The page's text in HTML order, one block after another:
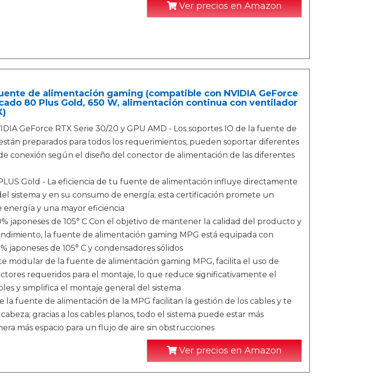
Ver precios en Amazon
de alimentación gaming (compatible con NVIDIA GeForce
80 Plus Gold, 650 W, alimentación continua con ventilador
GeForce RTX Serie 30/20 y GPU AMD - Los soportes IO de la fuente de
preparados para todos los requerimientos, pueden soportar diferentes
conexión según el diseño del conector de alimentación de las diferentes
Gold - La eficiencia de tu fuente de alimentación influye directamente
sistema y en su consumo de energía; esta certificación promete un
y una mayor eficiencia
japoneses de 105° C Con el objetivo de mantener la calidad del producto y
la fuente de alimentación gaming MPG está equipada con
japoneses de 105° C y condensadores sólidos
modular de la fuente de alimentación gaming MPG, facilita el uso de
requeridos para el montaje, lo que reduce significativamente el
y simplifica el montaje general del sistema
la fuente de alimentación de la MPG facilitan la gestión de los cables y te
gracias a los cables planos, todo el sistema puede estar más
más espacio para un flujo de aire sin obstrucciones
Ver precios en Amazon